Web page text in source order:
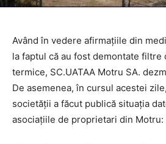
Având în vedere afirmațiile din
la faptul că au fost demontate filtre
termice, SC.UATAA Motru SA.
De asemenea, în cursul acestei
societății a făcut publică situația
asociațiile de proprietari din Motru: